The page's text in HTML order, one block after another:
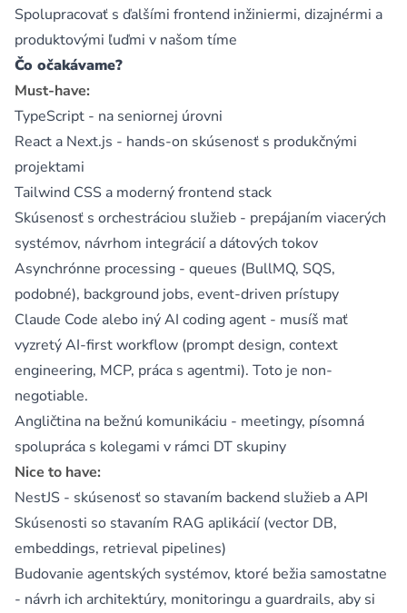
Spolupracovať s ďalšími frontend inžiniermi, dizajnérmi a
produktovými ľuďmi v našom tíme
Čo očakávame?
Must-have:
TypeScript - na seniornej úrovni
React a Next.js - hands-on skúsenosť s produkčnými
projektami
Tailwind CSS a moderný frontend stack
Skúsenosť s orchestráciou služieb - prepájaním viacerých
systémov, návrhom integrácií a dátových tokov
Asynchrónne processing - queues (BullMQ, SQS,
podobné), background jobs, event-driven prístupy
Claude Code alebo iný AI coding agent - musíš mať
vyzretý AI-first workflow (prompt design, context
engineering, MCP, práca s agentmi). Toto je non-
negotiable.
Angličtina na bežnú komunikáciu - meetingy, písomná
spolupráca s kolegami v rámci DT skupiny
Nice to have:
NestJS - skúsenosť so stavaním backend služieb a API
Skúsenosti so stavaním RAG aplikácií (vector DB,
embeddings, retrieval pipelines)
Budovanie agentských systémov, ktoré bežia samostatne
- návrh ich architektúry, monitoringu a guardrails, aby si